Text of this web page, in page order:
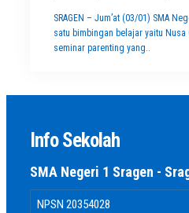
SRAGEN – Jum’at (03/01) SMA
satu bimbingan belajar yaitu Nusa
seminar parenting yang..
Info Sekolah
SMA Negeri 1 Sragen -
NPSN 20354028